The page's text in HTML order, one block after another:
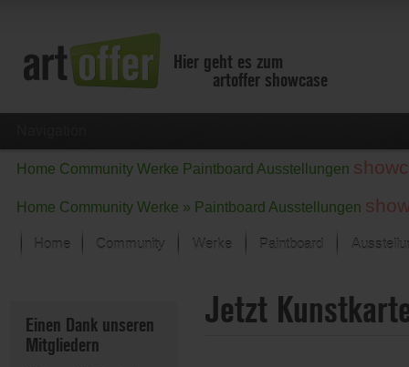
Hier geht es zum
artoffer showcase
Home Community Werke Paintboard Ausstellungen
Home Community Werke » Paintboard Ausstellungen
Home Community Werke
Der letzte Monat im Fokus
Alle Fokus-Werke
Paintboard
Einen Dank unseren
Mitgliedern
Jetzt